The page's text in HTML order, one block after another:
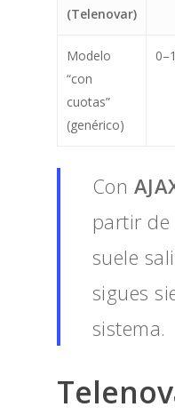
(Telenovar)
Modelo
“con
cuotas”
(genérico)
Con
partir de
suele
sigues
sistema.